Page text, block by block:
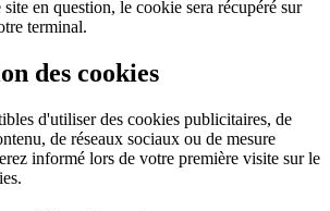
en question, le cookie sera récupéré sur
terminal.
des cookies
d'utiliser des cookies publicitaires, de
de réseaux sociaux ou de mesure
informé lors de votre première visite sur le